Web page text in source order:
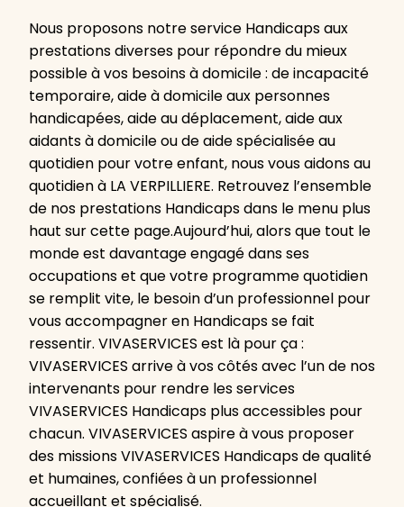
Nous proposons notre service Handicaps aux
prestations diverses pour répondre du mieux
possible à vos besoins à domicile : de incapacité
temporaire, aide à domicile aux personnes
handicapées, aide au déplacement, aide aux
aidants à domicile ou de aide spécialisée au
quotidien pour votre enfant, nous vous aidons au
quotidien à LA VERPILLIERE. Retrouvez l’ensemble
de nos prestations Handicaps dans le menu plus
haut sur cette page.Aujourd’hui, alors que tout le
monde est davantage engagé dans ses
occupations et que votre programme quotidien
se remplit vite, le besoin d’un professionnel pour
vous accompagner en Handicaps se fait
ressentir. VIVASERVICES est là pour ça :
VIVASERVICES arrive à vos côtés avec l’un de nos
intervenants pour rendre les services
VIVASERVICES Handicaps plus accessibles pour
chacun. VIVASERVICES aspire à vous proposer
des missions VIVASERVICES Handicaps de qualité
et humaines, confiées à un professionnel
accueillant et spécialisé.